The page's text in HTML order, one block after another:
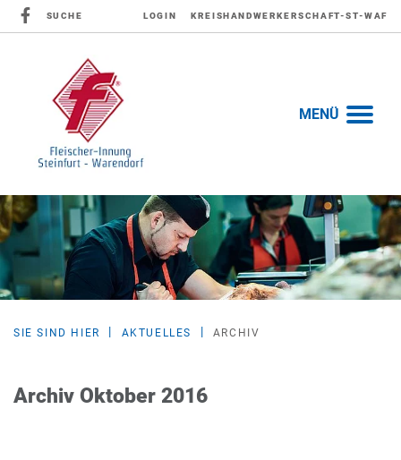
SUCHE LOGIN KREISHANDWERKERSCHAFT-ST-WAF
MENÜ
SIE SIND HIER AKTUELLES ARCHIV
Archiv Oktober 2016